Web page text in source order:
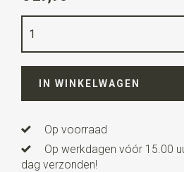
zilver / beige
Kwaliteit
Lengte2,5 cm
verkocht.
IN WINKELWAGEN
Op voorraad
Op werkdagen vóór 15.00
dag verzonden!